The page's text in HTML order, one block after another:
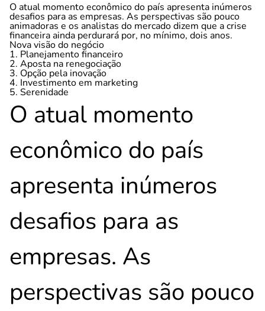
O atual momento econômico do país apresenta inúmeros
desafios para as empresas. As perspectivas são pouco
animadoras e os analistas do mercado dizem que a crise
financeira ainda perdurará por, no mínimo, dois anos.
Nova visão do negócio
1. Planejamento financeiro
2. Aposta na renegociação
3. Opção pela inovação
4. Investimento em marketing
5. Serenidade
O atual momento
econômico do país
apresenta inúmeros
desafios para as
empresas. As
perspectivas são pouco